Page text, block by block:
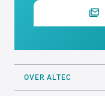
OVER ALTEC